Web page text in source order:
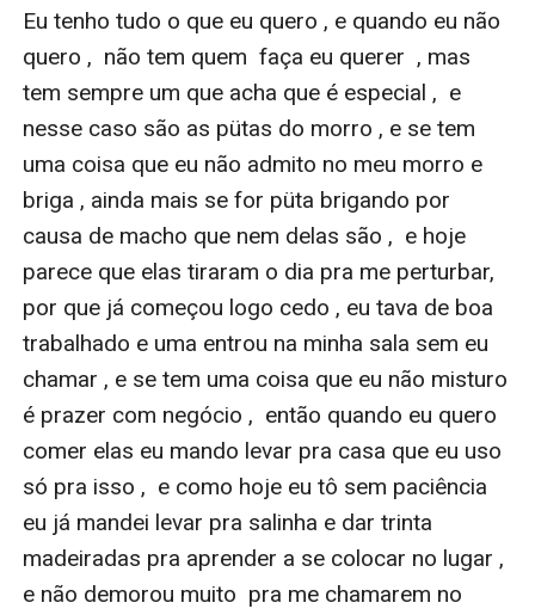
Ou vai ser ele quem vai implorar por um amor que ela
talvez nunca queira oferecer?
Porque nesse jogo, só um pode sair de joelhos.
E ela não é de se ajoelhar.
Eu tenho tudo o que eu quero , e quando eu não
quero ,  não tem quem  faça eu querer  , mas
tem sempre um que acha que é especial ,  e
nesse caso são as pütas do morro , e se tem
uma coisa que eu não admito no meu morro e
briga , ainda mais se for püta brigando por
causa de macho que nem delas são ,  e hoje
parece que elas tiraram o dia pra me perturbar,
por que já começou logo cedo , eu tava de boa
trabalhado e uma entrou na minha sala sem eu
chamar , e se tem uma coisa que eu não misturo
é prazer com negócio ,  então quando eu quero
comer elas eu mando levar pra casa que eu uso
só pra isso ,  e como hoje eu tô sem paciência
eu já mandei levar pra salinha e dar trinta
madeiradas pra aprender a se colocar no lugar ,
e não demorou muito  pra me chamarem no